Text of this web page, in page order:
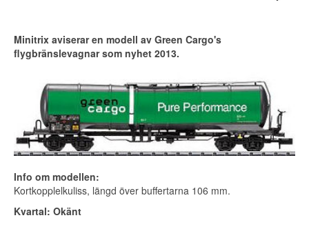
Minitrix aviserar en modell av Green Cargo's
flygbränslevagnar som nyhet 2013.
Info om modellen:
Kortkopplelkuliss, längd över buffertarna 106 mm.
Kvartal: Okänt